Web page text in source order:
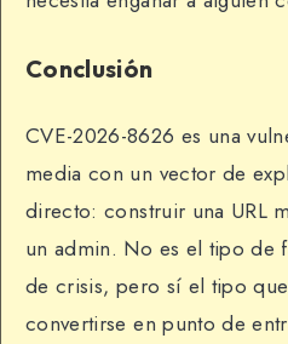
Conclusión
CVE-2026-8626 es una
media con un vector de
directo: construir una URL
un admin. No es el tipo de
de crisis, pero sí el tipo
convertirse en punto de